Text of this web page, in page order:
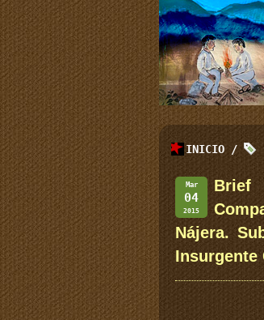
INICIO /
Mar
04
2015
Brief
Nájera.
Insurgente